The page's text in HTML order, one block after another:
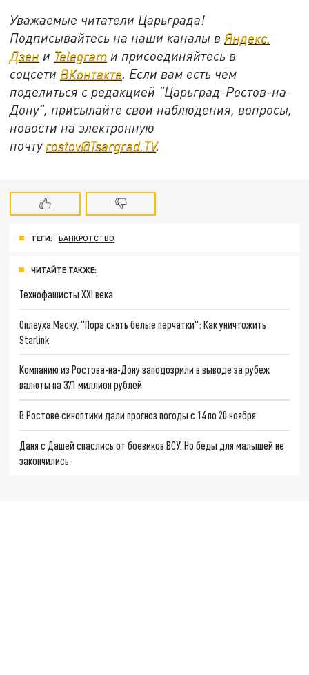
Уважаемые читатели Царьграда!
Подписывайтесь на наши каналы в Яндекс.
Дзен и Telegram и присоединяйтесь в
соцсети ВКонтакте . Если вам есть чем
поделиться с редакцией "Царьград-Ростов-на-
Дону", присылайте свои наблюдения, вопросы,
новости на электронную
почту rostov@Tsargrad.ТV.
ТЕГИ: БАНКРОТСТВО
ЧИТАЙТЕ ТАКЖЕ:
Технофашисты XXI века
Оплеуха Маску. "Пора снять белые перчатки": Как уничтожить
Starlink
Компанию из Ростова-на-Дону заподозрили в выводе за рубеж
валюты на 371 миллион рублей
В Ростове синоптики дали прогноз погоды с 14 по 20 ноября
Даня с Дашей спаслись от боевиков ВСУ. Но беды для малышей не
закончились